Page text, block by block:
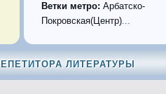
Ветки метро: Арбатско-
Покровская(Центр)...
ЛИТЕРАТУРЫ